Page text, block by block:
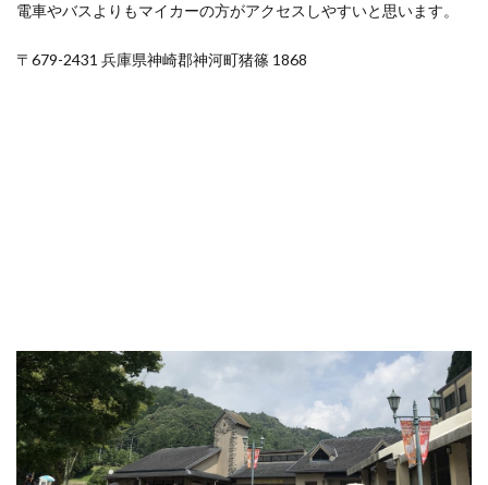
電車やバスよりもマイカーの方がアクセスしやすいと思います。
〒679-2431 兵庫県神崎郡神河町猪篠 1868